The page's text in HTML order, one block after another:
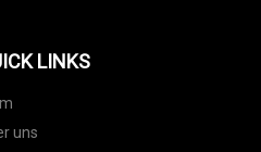
LINKS
uns